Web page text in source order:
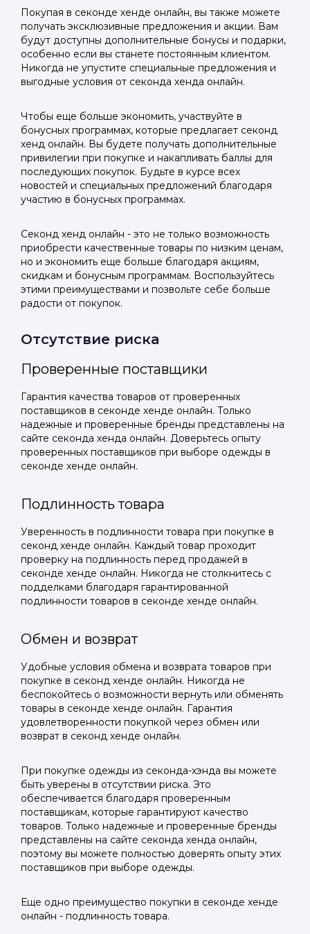
Покупая в секонде хенде онлайн, вы также можете
получать эксклюзивные предложения и акции. Вам
будут доступны дополнительные бонусы и подарки,
особенно если вы станете постоянным клиентом.
Никогда не упустите специальные предложения и
выгодные условия от секонда хенда онлайн.
Чтобы еще больше экономить, участвуйте в
бонусных программах, которые предлагает секонд
хенд онлайн. Вы будете получать дополнительные
привилегии при покупке и накапливать баллы для
последующих покупок. Будьте в курсе всех
новостей и специальных предложений благодаря
участию в бонусных программах.
Секонд хенд онлайн - это не только возможность
приобрести качественные товары по низким ценам,
но и экономить еще больше благодаря акциям,
скидкам и бонусным программам. Воспользуйтесь
этими преимуществами и позвольте себе больше
радости от покупок.
Отсутствие риска
Проверенные поставщики
Гарантия качества товаров от проверенных
поставщиков в секонде хенде онлайн. Только
надежные и проверенные бренды представлены на
сайте секонда хенда онлайн. Доверьтесь опыту
проверенных поставщиков при выборе одежды в
секонде хенде онлайн.
Подлинность товара
Уверенность в подлинности товара при покупке в
секонд хенде онлайн. Каждый товар проходит
проверку на подлинность перед продажей в
секонде хенде онлайн. Никогда не столкнитесь с
подделками благодаря гарантированной
подлинности товаров в секонде хенде онлайн.
Обмен и возврат
Удобные условия обмена и возврата товаров при
покупке в секонд хенде онлайн. Никогда не
беспокойтесь о возможности вернуть или обменять
товары в секонде хенде онлайн. Гарантия
удовлетворенности покупкой через обмен или
возврат в секонд хенде онлайн.
При покупке одежды из секонда-хэнда вы можете
быть уверены в отсутствии риска. Это
обеспечивается благодаря проверенным
поставщикам, которые гарантируют качество
товаров. Только надежные и проверенные бренды
представлены на сайте секонда хенда онлайн,
поэтому вы можете полностью доверять опыту этих
поставщиков при выборе одежды.
Еще одно преимущество покупки в секонде хенде
онлайн - подлинность товара.